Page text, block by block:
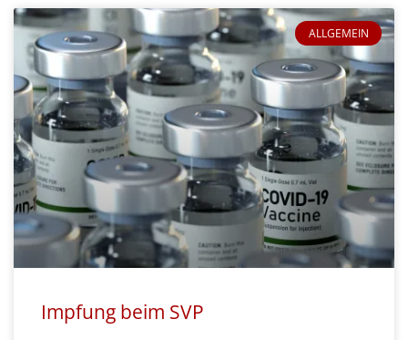
ALLGEMEIN
Impfung beim SVP